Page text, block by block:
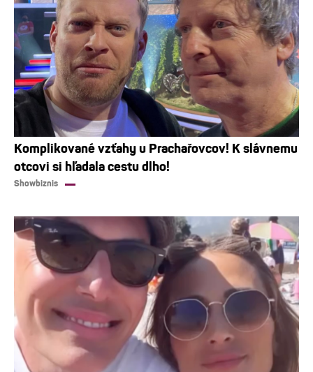
Komplikované vzťahy u Prachařovcov! K slávnemu
otcovi si hľadala cestu dlho!
Showbiznis